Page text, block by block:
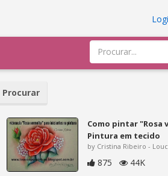
Procurar
Como pintar "Rosa
Pintura em tecido
by Cristina Ribeiro -
875 44K